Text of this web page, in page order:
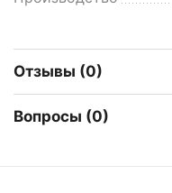
Отзывы (0)
Вопросы (0)